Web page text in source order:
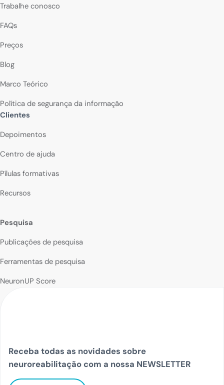
Trabalhe conosco
FAQs
Preços
Blog
Marco Teórico
Política de segurança da informação
Clientes
Depoimentos
Centro de ajuda
Pílulas formativas
Recursos
Pesquisa
Publicações de pesquisa
Ferramentas de pesquisa
NeuronUP Score
Receba todas as novidades sobre
neuroreabilitação com a nossa NEWSLETTER